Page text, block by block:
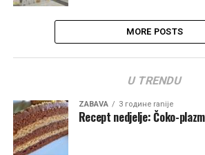
MORE POSTS
U TRENDU
ZABAVA 3 године ranije
Recept nedjelje: Čoko-